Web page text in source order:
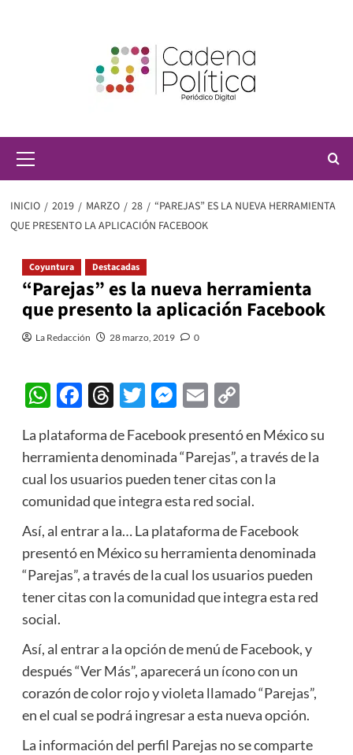
principal
INICIO 2019 MARZO 28
“PAREJAS” ES LA NUEVA HERRAMIENTA
QUE PRESENTO LA APLICACIÓN FACEBOOK
Coyuntura Destacadas
“Parejas” es la nueva herramienta
que presento la aplicación Facebook
La Redacción 28 marzo, 2019 0
WhatsApp
Facebook
Threads
Twitter
Messenger
EmailCopy
La plataforma de Facebook presentó en México su
herramienta denominada “Parejas”, a través de la
cual los usuarios pueden tener citas con la
comunidad que integra esta red social.
Así, al entrar a la… La plataforma de Facebook
presentó en México su herramienta denominada
“Parejas”, a través de la cual los usuarios pueden
tener citas con la comunidad que integra esta red
social.
Así, al entrar a la opción de menú de Facebook, y
después “Ver Más”, aparecerá un ícono con un
corazón de color rojo y violeta llamado “Parejas”,
en el cual se podrá ingresar a esta nueva opción.
La información del perfil Parejas no se comparte